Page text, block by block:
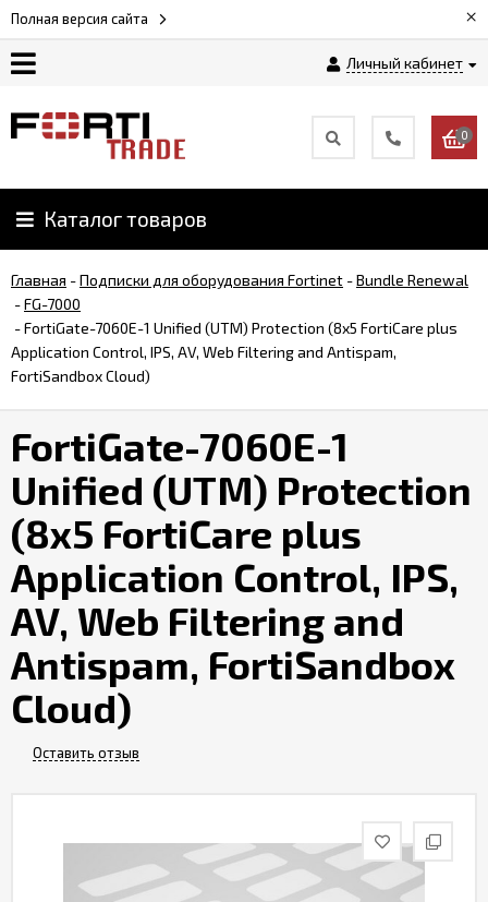
Полная версия сайта ×
Личный кабинет
Как
заказать
оплата
Контакты
0
Каталог товаров
Главная -Подписки для оборудования Fortinet -Bundle Renewal
-FG-7000
-FortiGate-7060E-1 Unified (UTM) Protection (8x5 FortiCare plus
Application Control, IPS, AV, Web Filtering and Antispam,
FortiSandbox Cloud)
FortiGate-7060E-1
Unified (UTM) Protection
(8x5 FortiCare plus
Application Control, IPS,
AV, Web Filtering and
Antispam, FortiSandbox
Cloud)
Оставить отзыв